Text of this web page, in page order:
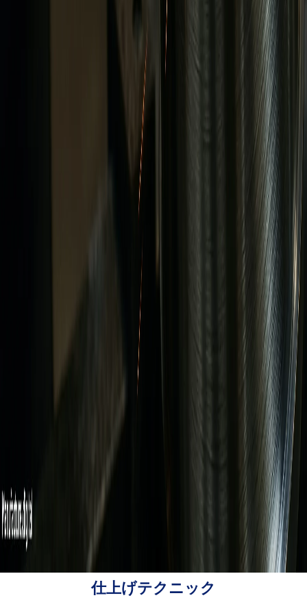
仕上げテクニック